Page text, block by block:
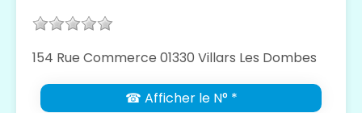
154 Rue Commerce 01330 Villars Les Dombes
☎ Afficher le N° *